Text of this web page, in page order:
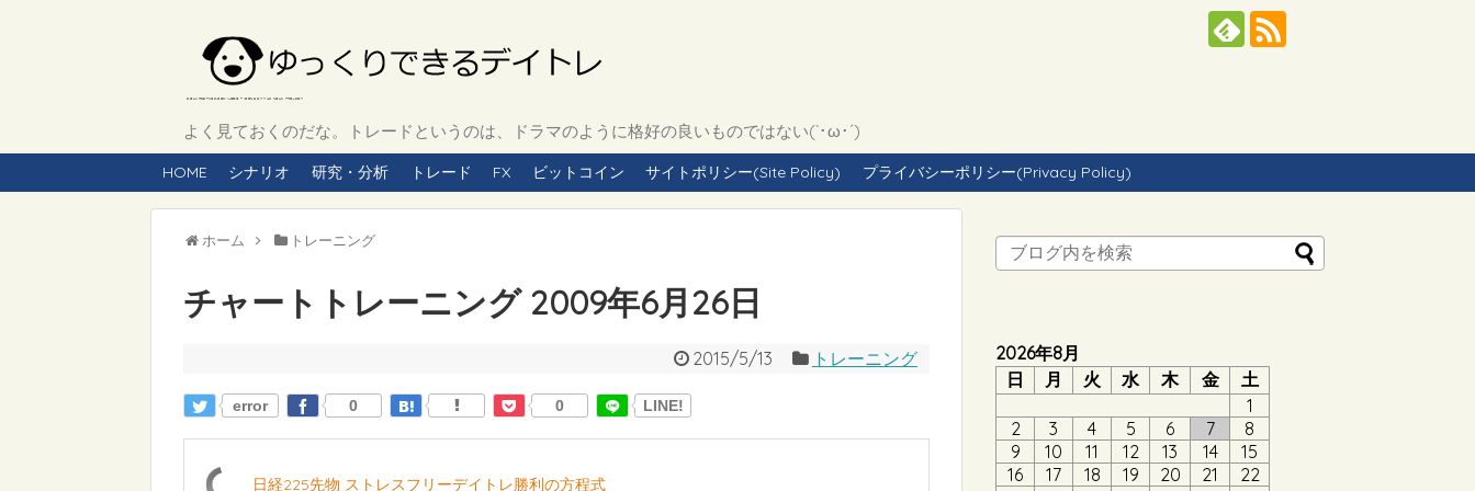
よく見ておくのだな。トレードというのは、ドラマのように格好の良いものではない(`･ω･´)
HOME シナリオ 研究・分析 トレード FX ビットコイン サイトポリシー(Site Policy) プライバシーポリシー(Privacy Policy)
ホーム トレーニング
チャートトレーニング 2009年6月26日
2015/5/13 トレーニング
error 0 0 LINE!
日経225先物 ストレスフリーデイトレ勝利の方程式
2026年8月
日
月 火 水 木 金
土
1
2
3 4 5 6 7
8
9
10 11 12 13 14
15
16
17 18 19 20 21
22